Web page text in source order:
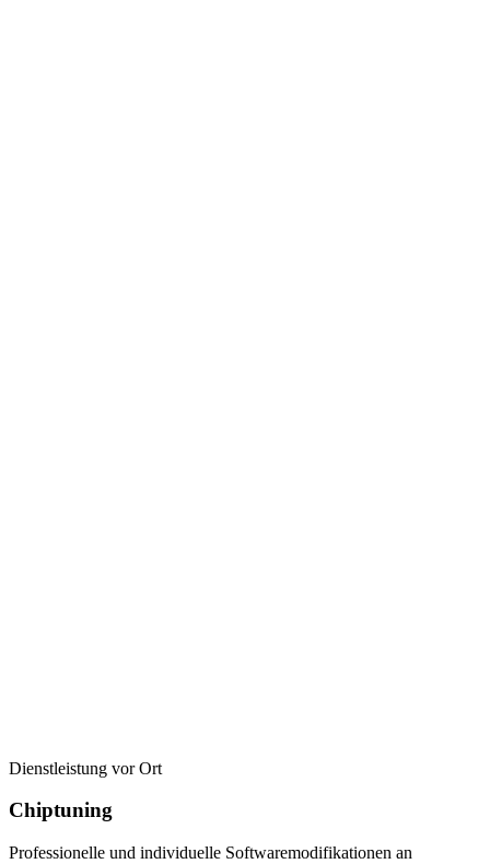
Dienstleistung vor Ort
Chiptuning
Professionelle und individuelle Softwaremodifikationen an